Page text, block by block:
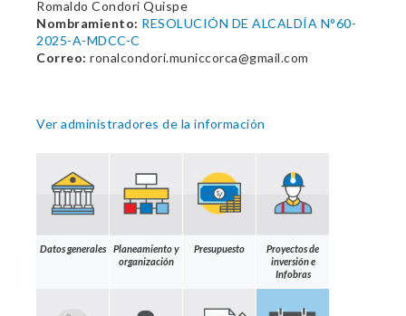
Romaldo Condori Quispe
Nombramiento: RESOLUCIÓN DE ALCALDÍA N°60-
2025-A-MDCC-C
Correo: ronalcondori.municcorca@gmail.com
Ver administradores de la información
Datos generales
Planeamiento y
organización
Presupuesto
Proyectos de
inversión e
Infobras